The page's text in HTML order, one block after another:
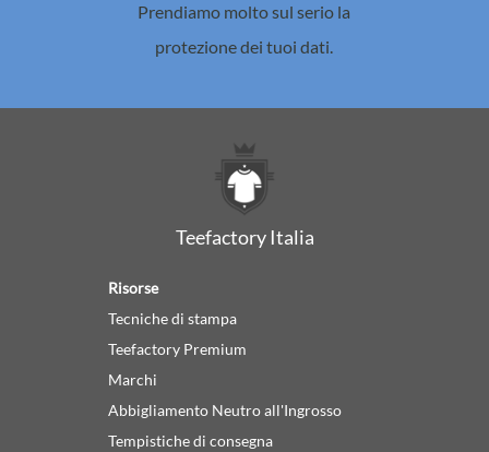
Prendiamo molto sul serio la
protezione dei tuoi dati.
Teefactory Italia
Risorse
Tecniche di stampa
Teefactory Premium
Marchi
Abbigliamento Neutro all'Ingrosso
Tempistiche di consegna